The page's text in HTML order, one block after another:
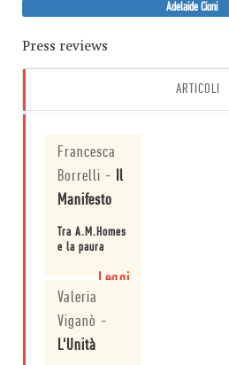
Adelaide Cioni
Press reviews
ARTICOLI
Francesca
Borrelli - Il
Manifesto
Tra A.M.Homes
e la paura
Leggi
Valeria
Viganò -
L'Unità